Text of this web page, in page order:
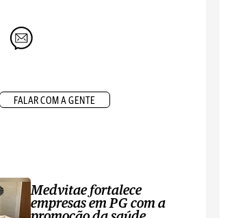
FALAR COM A GENTE
Medvitae fortalece
empresas em PG com a